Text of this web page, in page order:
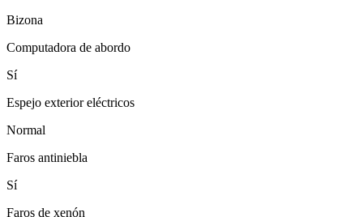
Bizona
Computadora de abordo
Sí
Espejo exterior eléctricos
Normal
Faros antiniebla
Sí
Faros de xenón